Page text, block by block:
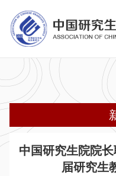
中国研究生院院
届研究生